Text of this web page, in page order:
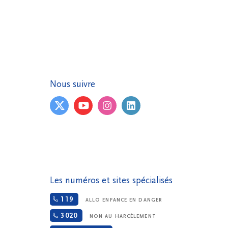
Nous suivre
Les numéros et sites spécialisés
119 ALLO ENFANCE EN DANGER
3020 NON AU HARCÈLEMENT